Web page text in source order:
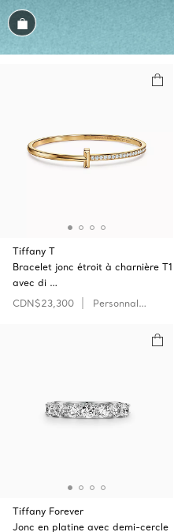
Magasiner cet assortiment
Tiffany T
Bracelet jonc étroit à charnière T1
avec di …
CDN$23,300
Personnaliser
Tiffany Forever
Jonc en platine avec demi-cercle